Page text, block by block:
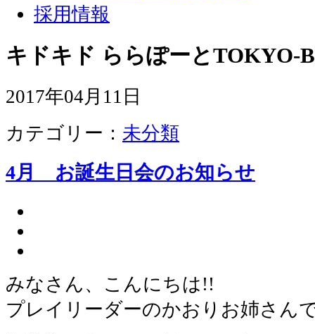
採用情報
キドキド ららぽーとTOKYO-
2017年04月11日
カテゴリー： 未分類
4月 お誕生日会のお知らせ
みなさん、こんにちは!!
プレイリーダーのかおりお姉さん